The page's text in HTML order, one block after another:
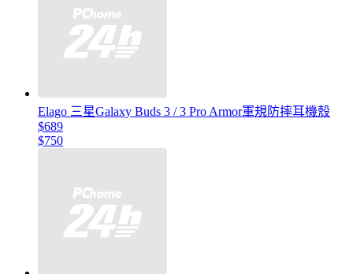
Elago 三星Galaxy Buds 3 / 3 Pro Armor軍規防摔耳機殼
$689
$750